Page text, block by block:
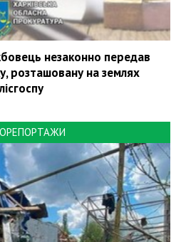
незаконно передав
розташовану на землях
лісгоспу